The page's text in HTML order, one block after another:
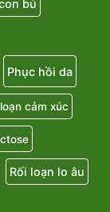
bú
Phục hồi da
cảm xúc
Rối loạn lo âu